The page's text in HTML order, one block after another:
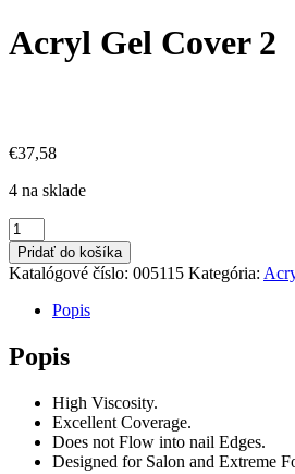
Acryl Gel Cover 2
€37,58
4 na sklade
množstvo
Acryl
Gel
Cover
Pridať do košíka
Katalógové číslo: 005115 Kategória:
Popis
Popis
High Viscosity.
Excellent Coverage.
Does not Flow into nail Edges.
Designed for Salon and Extreme